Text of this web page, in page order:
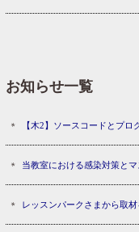
お知らせ一覧
【木2】ソースコードとプロ
当教室における感染対策と
レッスンパークさまから取